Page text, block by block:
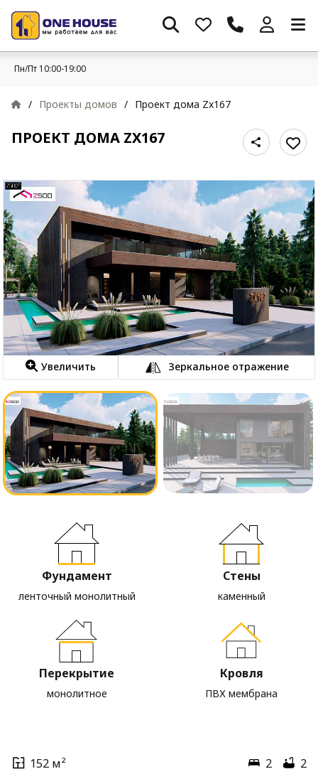
Пн/Пт 10:00-19:00
/ Проекты домов / Проект дома Zx167
ПРОЕКТ ДОМА ZX167
Увеличить Зеркальное отражение
Фундамент
ленточный монолитный
Стены
каменный
Перекрытие
монолитное
Кровля
ПВХ мембрана
152 м² 2 2